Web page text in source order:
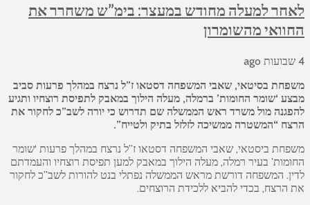
לאחר למעלה מחודש במעצר: בימ”ש משחרר את
החוואי מהשומרון
4 שבועות ago
משפחת בסיטאי, שאבי המשפחה דסטאו ז”ל נרצח במהלך פרעות סביב
מבצע ‘שומר החומות’ ברמלה, מעלה הילוך במאבק לתפיסת רוצחיו ותגיע
להפגנה מול משרד ראש הממשלה שם תדרוש כי יורה לשב”כ לחקור את
הרצח “המשטרה ממשיכה לזלזל בתיק ולטייח”.
משפחת ביסטאי, שאבי המשפחה דסטאו ז”ל נרצח במהלך פרעות ‘שומר
החומות’ בעיר רמלה, מעלה הילוך במאבק למען תפיסת רוצחיו והעמדתם
לדין. המשפחה דורשת מראש הממשלה נפתלי בנט להורות לשב”כ לחקור
את הרצח, בכדי להביא ללכידת הרוצחים.